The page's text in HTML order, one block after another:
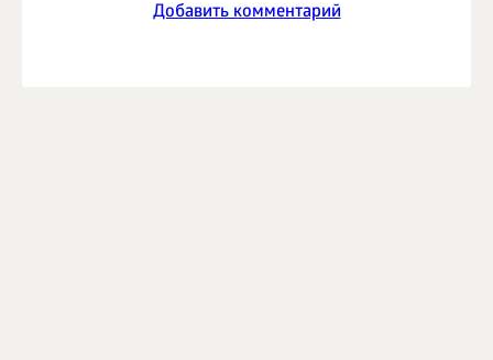
Добавить комментарий